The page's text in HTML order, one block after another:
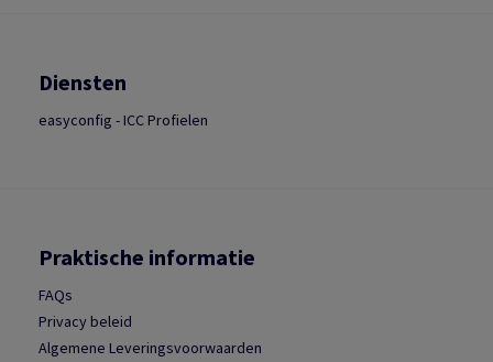
Diensten
easyconfig - ICC Profielen
Praktische informatie
FAQs
Privacy beleid
Algemene Leveringsvoorwaarden